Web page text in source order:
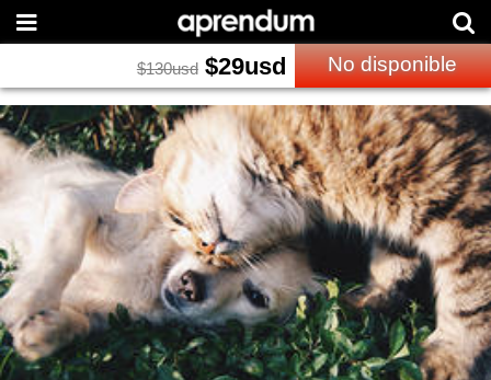
$130usd $29usd No disponible